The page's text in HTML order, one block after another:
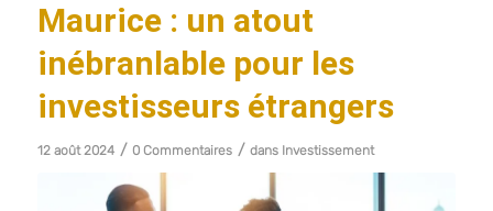
Maurice : un atout
inébranlable pour les
investisseurs étrangers
12 août 2024 / 0 Commentaires / dans Investissement